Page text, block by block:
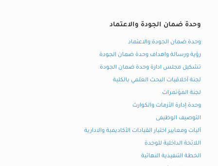
وحدة ضمان الجودة والاعتماد
وحدة ضمان الجودة والاعتماد
رؤية ورسالة واهداف وحدة ضمان الجودة
تشكيل مجلس ادارة وحدة ضمان الجودة
لجنة أخلاقيات البحث العلمي بالكلية
لجنة المؤتمرات
وحدة إدارة الأزمات والكوارث
التوصيف الوظيفى
آليات ومعايير اختيار القيادات الأكاديمية والادارية
اللائحة الداخلية للوحدة
الخطة التنفيذية النهائية